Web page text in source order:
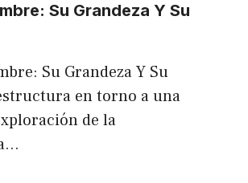
Su Grandeza Y Su
Su Grandeza Y Su
en torno a una
de la